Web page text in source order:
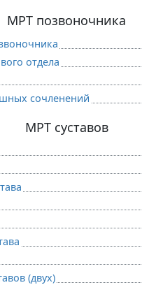
МРТ позвоночника
отдела
сочленений
МРТ суставов
(двух)